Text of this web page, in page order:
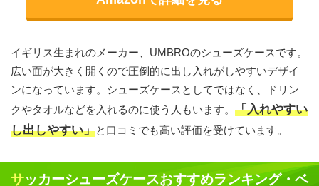
イギリス生まれのメーカー、UMBROのシューズケースです。
広い面が大きく開くので圧倒的に出し入れがしやすいデザイ
ンになっています。シューズケースとしてではなく、ドリン
クやタオルなどを入れるのに使う人もいます。 「入れやすい
し出しやすい」と口コミでも高い評価を受けています。
サッカーシューズケースおすすめランキング・ベ